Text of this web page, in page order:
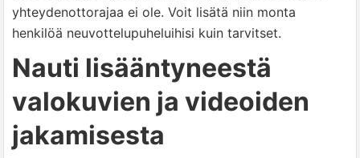
yhteydenottorajaa ei ole. Voit lisätä niin monta
henkilöä neuvottelupuheluihisi kuin tarvitset.
Nauti lisääntyneestä
valokuvien ja videoiden
jakamisesta